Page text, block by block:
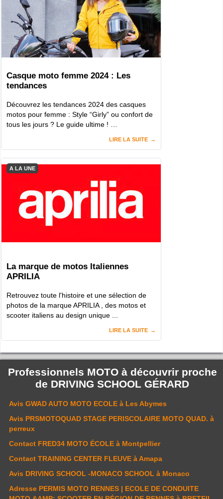
Casque moto femme 2024 : Les
tendances
Découvrez les tendances 2024 des casques
motos pour femme : Style “Girly” ou confort de
tous les jours ? Le guide ultime ! …
LIRE LA SUITE
A LA UNE
La marque de motos Italiennes
APRILIA
Retrouvez toute l'histoire et une sélection de
photos de la marque APRILIA , des motos et
scooter italiens au design unique ...
LIRE LA SUITE
Professionnels MOTO à découvrir proche
de DRIVING SCHOOL GÉRARD
Avis GWAD AUTO MOTO ECOLE à Les Abymes
Avis PRSMOTOQUAD STAGE PERISCOLAIRE MOTO QUAD. à
perreux
Contact FRED34 MOTO ÉCOLE à Montpellier
Contact TRAINING CENTER FLEUVE à Amapa
Avis DRIVING SCHOOL -MONACO SCHOOL à Monaco
Adresse PERMIS MOTO RENNES | ECOLE DE CONDUITE